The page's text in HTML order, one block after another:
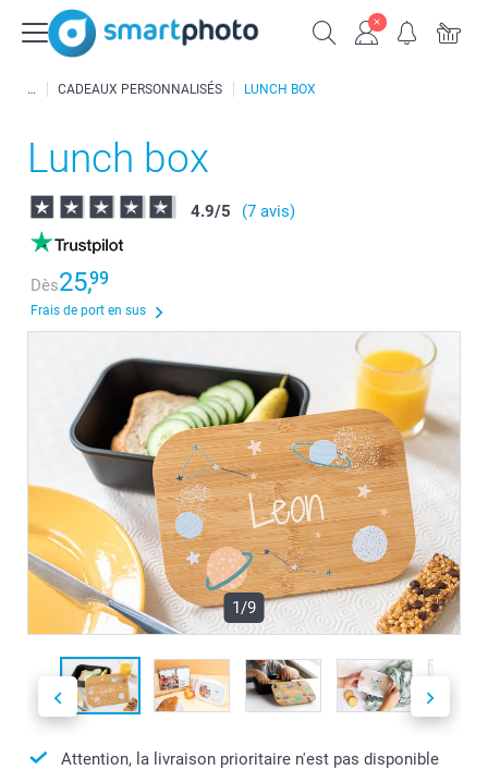
CADEAUX PERSONNALISÉS LUNCH BOX
Lunch box
4.9/5 (7 avis)
Dès25,99
Frais de port en sus
1/9
Attention, la livraison prioritaire n'est pas disponible